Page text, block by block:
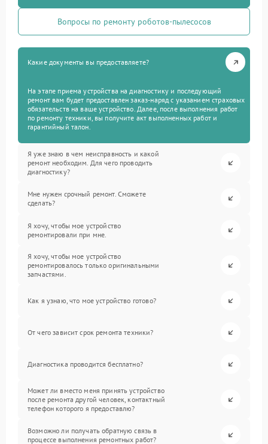
Вопросы по ремонту роботов-пылесосов
Какие документы вы предоставляете?
На этапе приема устройства на диагностику и последующий
ремонт вам будет предоставлен заказ-наряд с указанием страховых
обязательств на ваше устройство. Далее, после выполнения работ
по ремонту техники, вы получите акт выполненных работ и
гарантийный талон.
Я уже знаю в чем неисправность и какой
ремонт необходим. Для чего проводить
диагностику?
Мне нужен срочный ремонт. Сможете
сделать?
Я хочу, чтобы мое устройство
ремонтировали при мне.
Я хочу, чтобы мое устройство
ремонтировалось только оригинальными
запчастями.
Как я узнаю, что мое устройство готово?
От чего зависит срок ремонта техники?
Диагностика проводится бесплатно?
Может ли вместо меня принять устройство
после ремонта другой человек, контактный
телефон которого я предоставлю?
Возможно ли получать обратную связь в
процессе выполнения ремонтных работ?